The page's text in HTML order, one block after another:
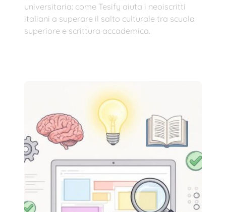
universitaria: come Tesify aiuta i neoiscritti
italiani a superare il salto culturale tra scuola
superiore e scrittura accademica.